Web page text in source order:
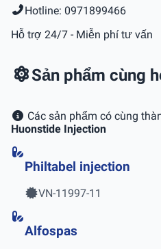
Hotline: 0971899466
Hỗ trợ 24/7 - Miễn phí tư vấn
Sản phẩm cùng
Các sản phẩm có cùng
Huonstide Injection
Philtabel injection
VN-11997-11
Alfospas